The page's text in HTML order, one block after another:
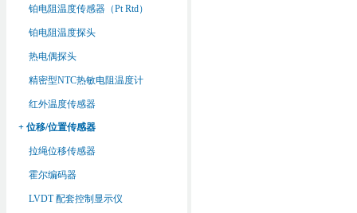
铂电阻温度传感器（Pt Rtd）
铂电阻温度探头
热电偶探头
精密型NTC热敏电阻温度计
红外温度传感器
+ 位移/位置传感器
拉绳位移传感器
霍尔编码器
LVDT 配套控制显示仪